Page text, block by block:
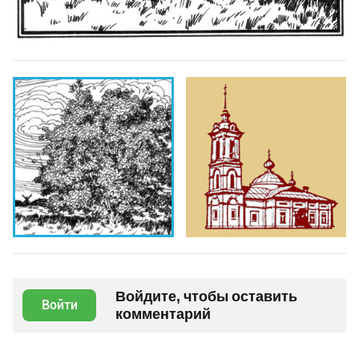
Войти
Войдите, чтобы оставить
комментарий